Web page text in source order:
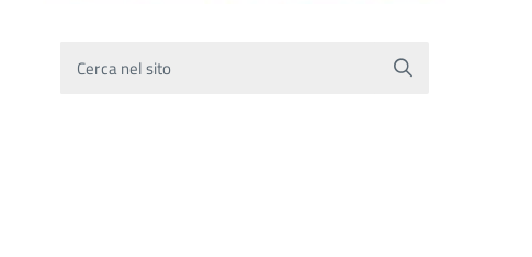
Cerca nel sito